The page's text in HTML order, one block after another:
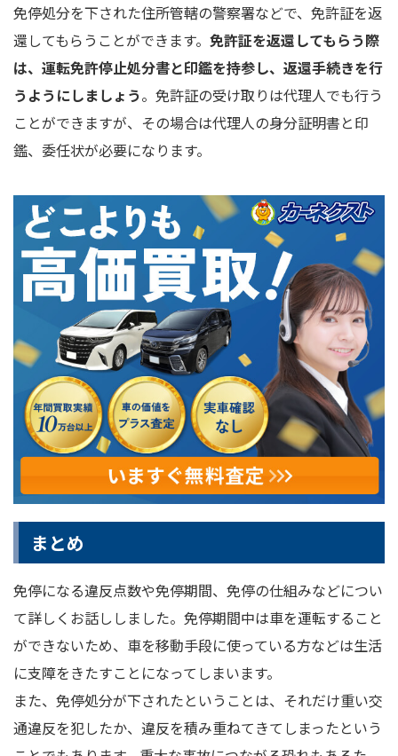
免停処分を下された住所管轄の警察署などで、免許証を返
還してもらうことができます。 免許証を返還してもらう際
は、運転免許停止処分書と印鑑を持参し、返還手続きを行
うようにしましょう。免許証の受け取りは代理人でも行う
ことができますが、その場合は代理人の身分証明書と印
鑑、委任状が必要になります。
まとめ
免停になる違反点数や免停期間、免停の仕組みなどについ
て詳しくお話ししました。免停期間中は車を運転すること
ができないため、車を移動手段に使っている方などは生活
に支障をきたすことになってしまいます。
また、免停処分が下されたということは、それだけ重い交
通違反を犯したか、違反を積み重ねてきてしまったという